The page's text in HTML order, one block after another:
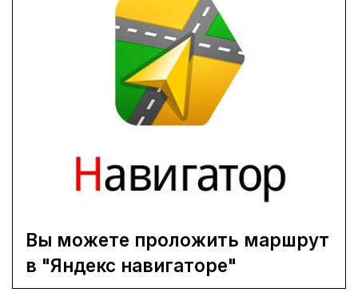
Вы можете проложить маршрут
в "Яндекс навигаторе"